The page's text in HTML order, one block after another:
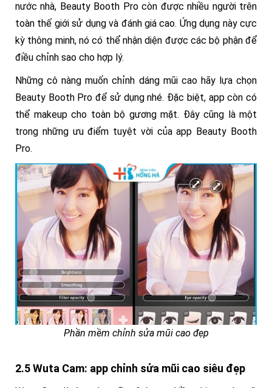
nước nhà, Beauty Booth Pro còn được nhiều người trên
toàn thế giới sử dụng và đánh giá cao. Ứng dụng này cực
kỳ thông minh, nó có thể nhận diện được các bộ phận để
điều chỉnh sao cho hợp lý.
Những cô nàng muốn chỉnh dáng mũi cao hãy lựa chọn
Beauty Booth Pro để sử dụng nhé. Đặc biệt, app còn có
thể makeup cho toàn bộ gương mặt. Đây cũng là một
trong những ưu điểm tuyệt vời của app Beauty Booth
Pro.
Phần mềm chỉnh sửa mũi cao đẹp
2.5 Wuta Cam: app chỉnh sửa mũi cao siêu đẹp